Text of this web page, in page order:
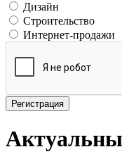
Дизайн
Строительство
Интернет-продажи